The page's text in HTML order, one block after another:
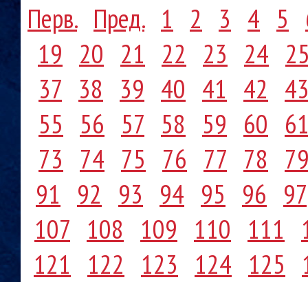
Перв. Пред. 1 2 3 4 5
19 20 21 22 23 24
37 38 39 40 41 42
55 56 57 58 59 60
73 74 75 76 77 78
91 92 93 94 95 96 97
107 108 109 110 111
121 122 123 124 125